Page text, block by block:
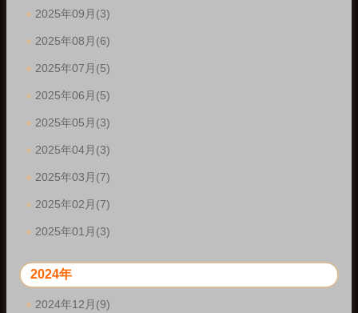
2025年09月(3)
2025年08月(6)
2025年07月(5)
2025年06月(5)
2025年05月(3)
2025年04月(3)
2025年03月(7)
2025年02月(7)
2025年01月(3)
2024年
2024年12月(9)